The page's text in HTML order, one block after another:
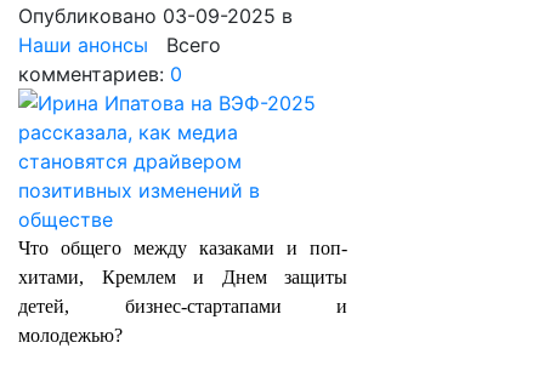
Опубликовано 03-09-2025 в
Наши анонсы Всего
комментариев: 0
Что общего между казаками и поп-
хитами, Кремлем и Днем защиты
детей, бизнес-стартапами и
молодежью?